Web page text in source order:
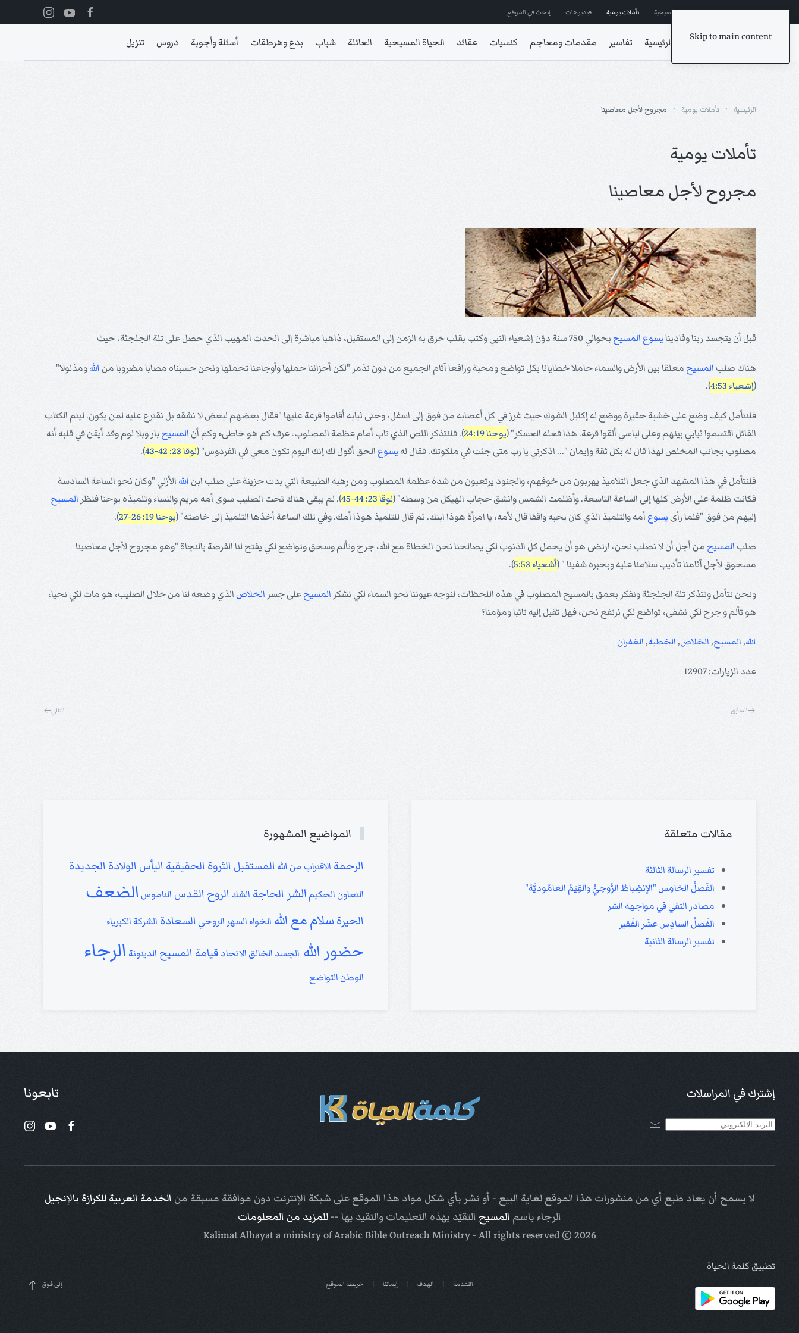
Skip to main content
إشترك في المراسلات ترانيم مسيحية تأملات يومية فيديوهات إبحث في الموقع
الرئيسية تفاسير مقدمات ومعاجم كنسيات عقائد الحياة المسيحية العائلة شباب بدع وهرطقات أسئلة وأجوبة دروس تنزيل
الرئيسية تأملات يومية مجروح لأجل معاصينا
تأملات يومية
مجروح لأجل معاصينا
قبل أن يتجسد ربنا وفادينايسوع المسيح بحوالي 750 سنة دوّن إشعياء النبي وكتب بقلب خرق به الزمن إلى المستقبل، ذاهبا مباشرة إلى الحدث المهيب الذي حصل على تلة الجلجثة، حيث
هناك صلب المسيح معلقا بين الأرض والسماء حاملا خطايانا بكل تواضع ومحبة ورافعا آثام الجميع من دون تذمر "لكن أحزاننا حملها وأوجاعنا تحملها ونحن حسبناه مصابا مضروبا من اللهومذلولا"
(إشعياء 4:53 ).
فلنتأمل كيف وضع على خشبة حقيرة ووضع له إكليل الشوك حيث غرز في كل أعصابه من فوق إلى اسفل، وحتى ثيابه أقاموا قرعة عليها "فقال بعضهم لبعض لا نشقه بل نقترع عليه لمن يكون. ليتم الكتاب
القائل اقتسموا ثيابي بينهم وعلى لباسي ألقوا قرعة. هذا فعله العسكر" (يوحنا 24:19 ). فلنتذكر اللص الذي تاب أمام عظمة المصلوب، عرف كم هو خاطىء وكم أن المسيح بار وبلا لوم وقد أيقن في قلبه أنه
مصلوب بجانب المخلص لهذا قال له بكل ثقة وإيمان "... اذكرني يا رب متى جئت في ملكوتك. فقال له يسوع الحق أقول لك إنك اليوم تكون معي في الفردوس" (لوقا 23: 42-43 ).
فلنتأمل في هذا المشهد الذي جعل التلاميذ يهربون من خوفهم، والجنود يرتعبون من شدة عظمة المصلوب ومن رهبة الطبيعة التي بدت حزينة على صلب ابن الله الأزلي "وكان نحو الساعة السادسة
فكانت ظلمة على الأرض كلها إلى الساعة التاسعة. وأظلمت الشمس وانشق حجاب الهيكل من وسطه" (لوقا 23: 44-45 ). لم يبقى هناك تحت الصليب سوى أمه مريم والنساء وتلميذه يوحنا فنظر المسيح
إليهم من فوق "فلما رأى يسوع أمه والتلميذ الذي كان يحبه واقفا قال لأمه، يا امرأة هوذا ابنك. ثم قال للتلميذ هوذا أمك. وفي تلك الساعة أخذها التلميذ إلى خاصته" (يوحنا 19: 26-27 ).
صلب المسيح من أجل أن لا نصلب نحن، ارتضى هو أن يحمل كل الذنوب لكي يصالحنا نحن الخطاة مع الله، جرح وتألم وسحق وتواضع لكي يفتح لنا الفرصة بالنجاة "وهو مجروح لأجل معاصينا
مسحوق لأجل آثامنا تأديب سلامنا عليه وبحبره شفينا " (أشعياء 5:53 ).
ونحن نتأمل ونتذكر تلة الجلجثة ونفكر بعمق بالمسيح المصلوب في هذه اللحظات، لنوجه عيوننا نحو السماء لكي نشكر المسيحعلى جسر الخلاص الذي وضعه لنا من خلال الصليب، هو مات لكي نحيا،
هو تألم و جرح لكي نشفى، تواضع لكي نرتفع نحن، فهل تقبل إليه تائبا ومؤمنا؟
الله,المسيح,الخلاص,الخطية,الغفران
عدد الزيارات: 12907
السابق التالي
مقالات متعلقة
تفسير الرسالة الثالثة
الفَصلُ الخامِس "الإنضِباطُ الرُّوحِيُّ والقِيَمُ العامُوديَّة"
مصادر التقي في مواجهة الشر
الفَصلُ السادِس عشَر الفَقير
تفسير الرسالة الثانية
المواضيع المشهورة
الرحمة الاقتراب من الله المستقبل الثروة الحقيقية اليأس الولادة الجديدة
التعاون الحكيم الشر الحاجة الشك الروح القدس الناموس الضعف
الحيرة سلام مع الله الخواء السهر الروحي السعادة الشركة الكبرياء
حضور الله الجسد الخالق الاتحاد قيامة المسيح الدينونة الرجاء
الوطن التواضع
إشترك في المراسلات تابعونا
لا يسمح أن يعاد طبع أي من منشورات هذا الموقع لغاية البيع - أو نشر بأي شكل مواد هذا الموقع على شبكة الإنترنت دون موافقة مسبقة من الخدمة العربية للكرازة بالإنجيل
الرجاء باسم المسيح التقيّد بهذه التعليمات والتقيد بها --للمزيد من المعلومات
2026
© Kalimat Alhayat a ministry of
Arabic Bible Outreach Ministry- All rights reserved
تطبيق كلمة الحياة
التقدمة | الهدف | إيماننا | خريطة الموقع إلى فوق